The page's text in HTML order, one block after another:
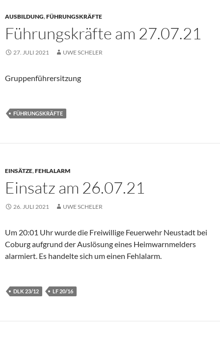
AUSBILDUNG,FÜHRUNGSKRÄFTE
Führungskräfte am 27.07.21
27. JULI 2021 UWE SCHELER
Gruppenführersitzung
FÜHRUNGSKRÄFTE
EINSÄTZE,FEHLALARM
Einsatz am 26.07.21
26. JULI 2021 UWE SCHELER
Um 20:01 Uhr wurde die Freiwillige Feuerwehr Neustadt bei
Coburg aufgrund der Auslösung eines Heimwarnmelders
alarmiert. Es handelte sich um einen Fehlalarm.
DLK 23/12 LF 20/16